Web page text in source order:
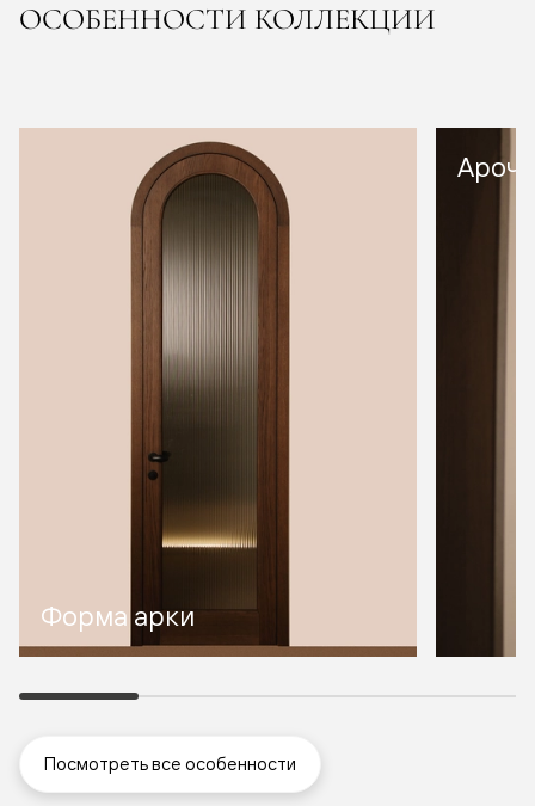
ОСОБЕННОСТИ КОЛЛЕКЦИИ
Форма арки
Посмотреть все особенности